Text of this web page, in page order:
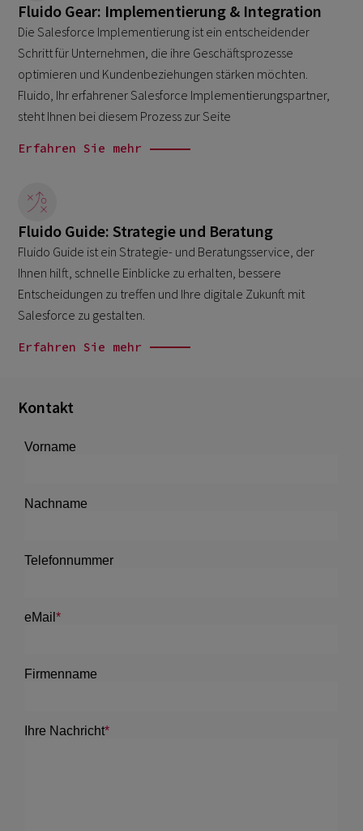
Fluido Gear: Implementierung & Integration
Die Salesforce Implementierung ist ein entscheidender
Schritt für Unternehmen, die ihre Geschäftsprozesse
optimieren und Kundenbeziehungen stärken möchten.
Fluido, Ihr erfahrener Salesforce Implementierungspartner,
steht Ihnen bei diesem Prozess zur Seite
Erfahren Sie mehr
Fluido Guide: Strategie und Beratung
Fluido Guide ist ein Strategie- und Beratungsservice, der
Ihnen hilft, schnelle Einblicke zu erhalten, bessere
Entscheidungen zu treffen und Ihre digitale Zukunft mit
Salesforce zu gestalten.
Erfahren Sie mehr
Kontakt